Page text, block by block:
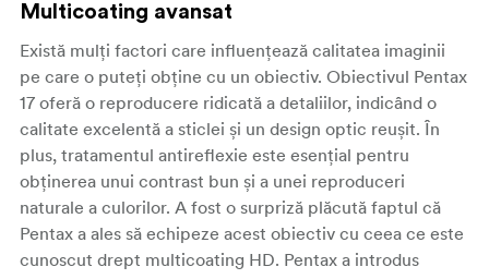
Multicoating avansat
Există mulți factori care influențează calitatea imaginii
pe care o puteți obține cu un obiectiv. Obiectivul Pentax
17 oferă o reproducere ridicată a detaliilor, indicând o
calitate excelentă a sticlei și un design optic reușit. În
plus, tratamentul antireflexie este esențial pentru
obținerea unui contrast bun și a unei reproduceri
naturale a culorilor. A fost o surpriză plăcută faptul că
Pentax a ales să echipeze acest obiectiv cu ceea ce este
cunoscut drept multicoating HD. Pentax a introdus